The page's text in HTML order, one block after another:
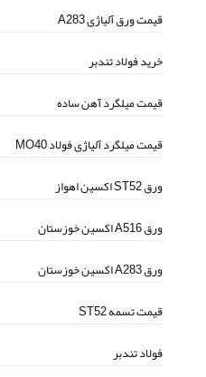
قیمت ورق آلیاژی A283
خرید فولاد تندبر
قیمت میلگرد آهن ساده
قیمت میلگرد آلیاژی فولاد MO40
ورق ST52 اکسین اهواز
ورق A516 اکسین خوزستان
ورق A283 اکسین خوزستان
قیمت تسمه ST52
فولاد تندبر